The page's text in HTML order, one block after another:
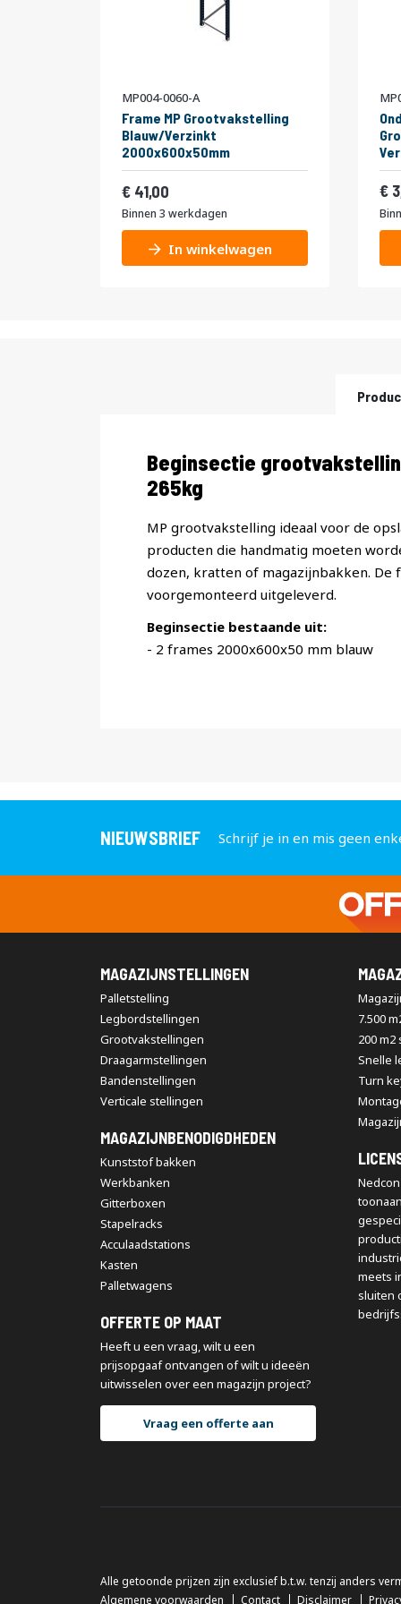
MP004-0060-A
Frame MP Grootvakstelling
Blauw/Verzinkt
2000x600x50mm
Vanaf
41,00
Binnen 3 werkdagen
In winkelwagen
Productomschrijving
Beginsectie
265kg
MP grootvakstelling ideaal voor de
producten die handmatig moeten
dozen, kratten of magazijnbakken. De
voorgemonteerd uitgeleverd.
Beginsectie bestaande uit:
- 2 frames 2000x600x50 mm blauw
NIEUWSBRIEF Schrijf je in en mis geen
MAGAZIJNSTELLINGEN
Palletstelling
Legbordstellingen
Grootvakstellingen
Draagarmstellingen
Bandenstellingen
Verticale stellingen
MAGAZIJNBENODIGDHEDEN
Kunststof bakken
Werkbanken
Gitterboxen
Stapelracks
Acculaadstations
Kasten
Palletwagens
OFFERTE OP MAAT
Heeft u een vraag, wilt u een
prijsopgaaf ontvangen of wilt u ideeën
uitwisselen over een magazijn project?
Vraag een offerte aan
7.500
200
Snelle
Turn
meets
sluiten
Alle getoonde prijzen zijn exclusief b.t.w. tenzij anders
Algemene voorwaarden
Contact Disclaimer